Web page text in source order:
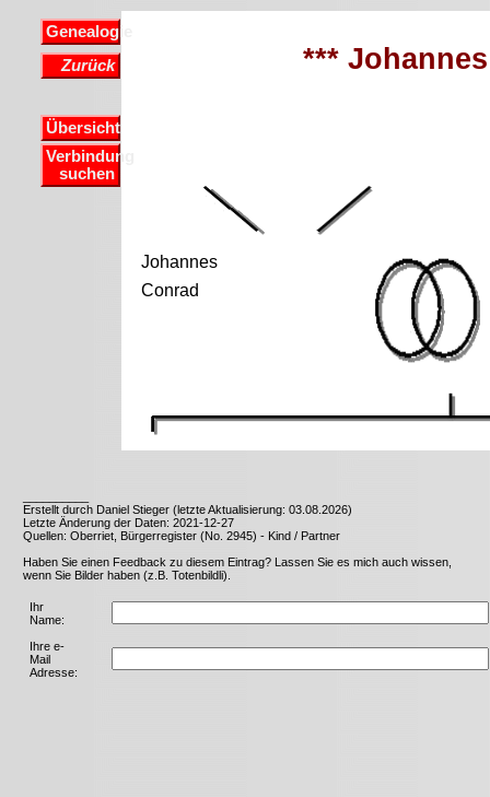
Genealogie
Zurück
Übersicht
Verbindung
suchen
***
Johannes
Conrad
Erstellt durch Daniel Stieger (letzte Aktualisierung: 03.08.2026)
Letzte Änderung der Daten: 2021-12-27
Quellen: Oberriet, Bürgerregister (No. 2945) - Kind / Partner
Haben Sie einen Feedback zu diesem Eintrag? Lassen Sie es mich auch wissen,
wenn Sie Bilder haben (z.B. Totenbildli).
Ihr
Name:
Ihre e-
Mail
Adresse: